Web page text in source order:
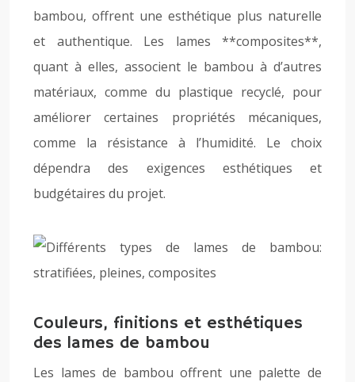
bambou, offrent une esthétique plus naturelle
et authentique. Les lames **composites**,
quant à elles, associent le bambou à d’autres
matériaux, comme du plastique recyclé, pour
améliorer certaines propriétés mécaniques,
comme la résistance à l’humidité. Le choix
dépendra des exigences esthétiques et
budgétaires du projet.
Couleurs, finitions et esthétiques
des lames de bambou
Les lames de bambou offrent une palette de